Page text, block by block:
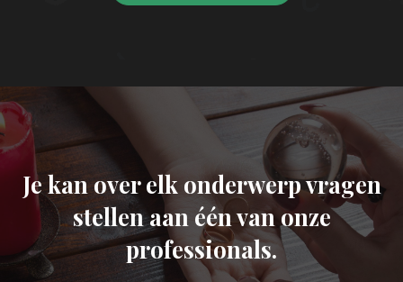
Je kan over elk onderwerp vragen
stellen aan één van onze
professionals.